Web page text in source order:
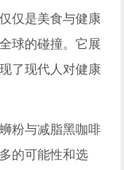
仅是美食与健康
球的碰撞。它展
了现代人对健康
粉与减脂黑咖啡
的可能性和选